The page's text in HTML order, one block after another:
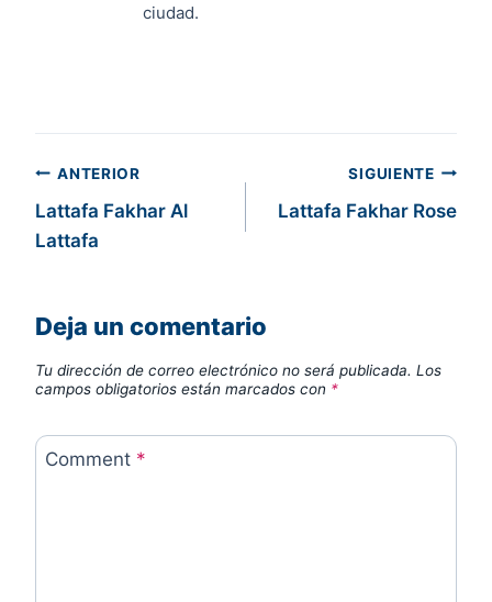
ciudad.
Navegación
de
ANTERIOR
Lattafa Fakhar Al
Lattafa
SIGUIENTE
Lattafa Fakhar Rose
Deja un comentario
Tu dirección de correo electrónico no será publicada. Los
campos obligatorios están marcados con *
Comment *